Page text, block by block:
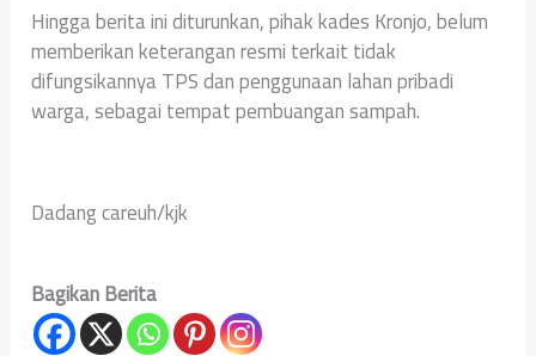
Hingga berita ini diturunkan, pihak kades Kronjo, belum
memberikan keterangan resmi terkait tidak
difungsikannya TPS dan penggunaan lahan pribadi
warga, sebagai tempat pembuangan sampah.
Dadang careuh/kjk
Bagikan Berita